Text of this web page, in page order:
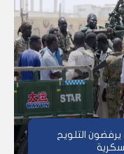
التلويح